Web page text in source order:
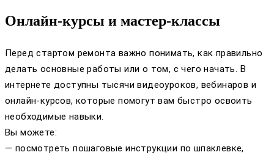
Онлайн-курсы и мастер-классы
Перед стартом ремонта важно понимать, как правильно
делать основные работы или о том, с чего начать. В
интернете доступны тысячи видеоуроков, вебинаров и
онлайн-курсов, которые помогут вам быстро освоить
необходимые навыки.
Вы можете:
— посмотреть пошаговые инструкции по шпаклевке,